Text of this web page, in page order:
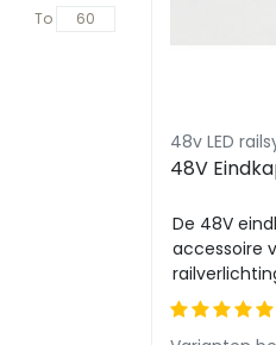
To
48v LED
48V
De 48V
accessoire
zorgt voor